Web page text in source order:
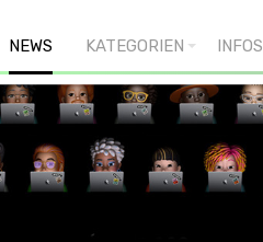
NEWS KATEGORIEN INFOS